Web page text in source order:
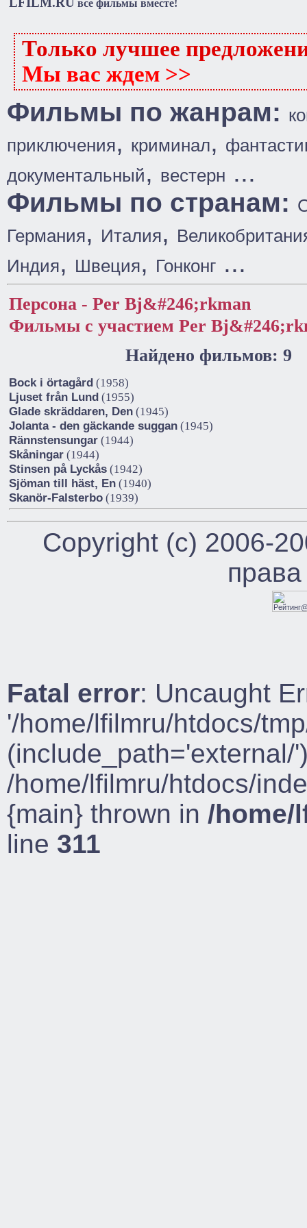
все фильмы вместе!
Только лучшее
Мы вас ждем >>
Фильмы по жанрам:
приключения, криминал,
документальный, вестерн ...
Фильмы по странам:
Германия, Италия,
Индия, Швеция, Гонконг ...
Персона - Per Bj&#246;rkman
Фильмы с участием Per
Найдено фильмов: 9
Bock i örtagård (1958)
Ljuset från Lund (1955)
Glade skräddaren, Den (1945)
Jolanta - den gäckande suggan (1945)
Rännstensungar (1944)
Skåningar (1944)
Stinsen på Lyckås (1942)
Sjöman till häst, En (1940)
Skanör-Falsterbo (1939)
Copyright (c) 2006-
Fatal error: Uncaught
'/home/lfilmru/htdocs/
(include_path='external/
/home/lfilmru/htdocs/
{main} thrown in /home/
line 311